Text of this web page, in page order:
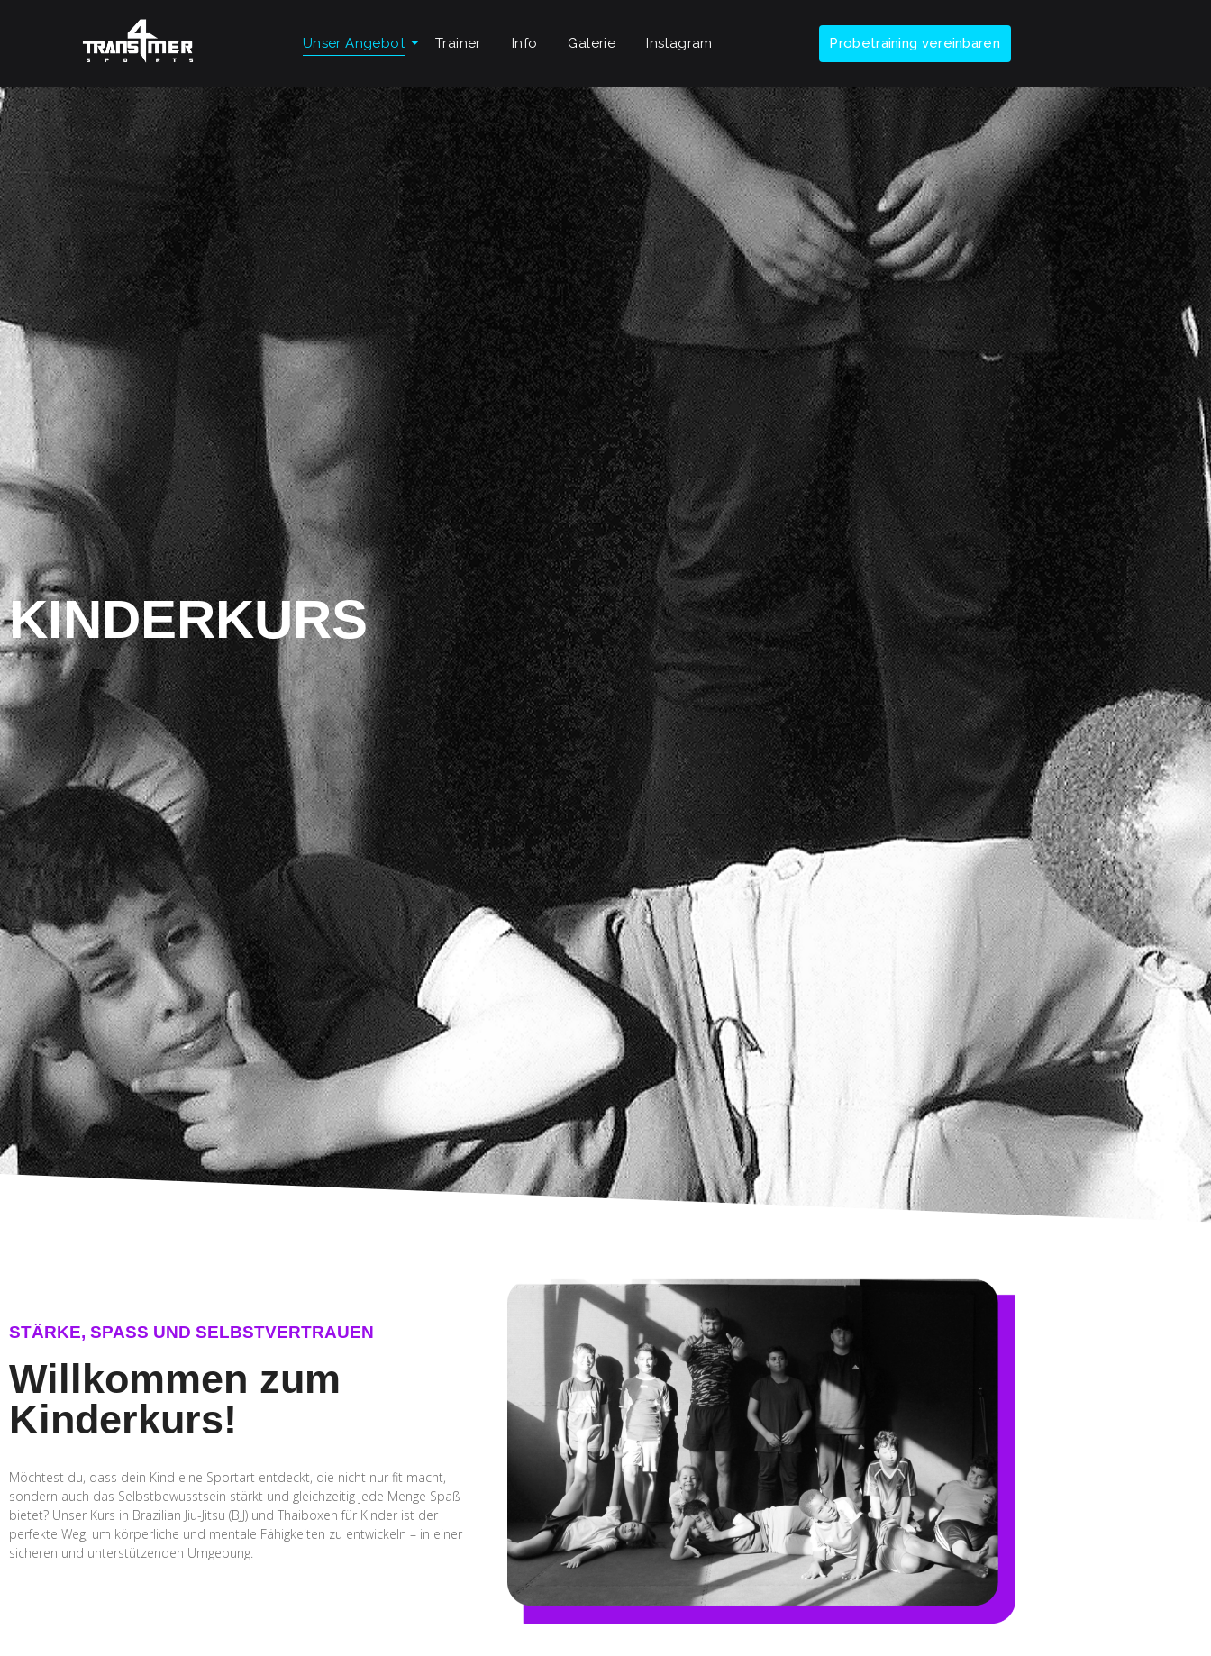
Unser Angebot Trainer Info Galerie Instagram Probetraining vereinbaren
KINDERKURS
STÄRKE, SPASS UND SELBSTVERTRAUEN
Willkommen zum
Kinderkurs!
Möchtest du, dass dein Kind eine Sportart entdeckt, die nicht nur fit macht,
sondern auch das Selbstbewusstsein stärkt und gleichzeitig jede Menge Spaß
bietet? Unser Kurs in Brazilian Jiu-Jitsu (BJJ) und Thaiboxen für Kinder ist der
perfekte Weg, um körperliche und mentale Fähigkeiten zu entwickeln – in einer
sicheren und unterstützenden Umgebung.